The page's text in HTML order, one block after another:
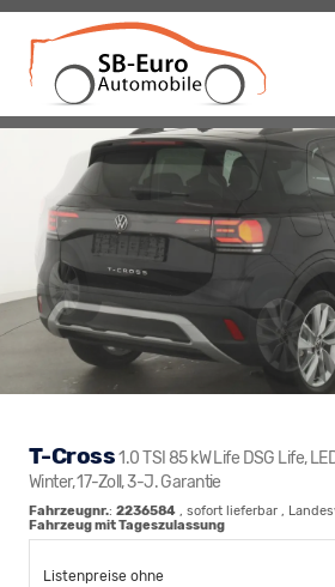
T-Cross1.0 TSI 85 kW Life DSG Life,
Winter, 17-Zoll, 3-J. Garantie
Fahrzeugnr.: 2236584 , sofort lieferbar ,
Fahrzeug mit Tageszulassung
Listenpreise ohne